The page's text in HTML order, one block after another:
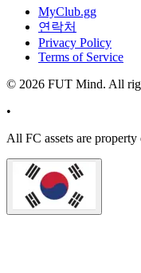
MyClub.gg
연락처
Privacy Policy
Terms of Service
© 2026 FUT Mind. All
•
All FC assets are